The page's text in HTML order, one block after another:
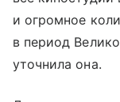
и огромное
в период
уточнила она.